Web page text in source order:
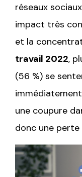
réseaux
impact très
et la
travail 2022,
(56 %) se
une coupure
donc une